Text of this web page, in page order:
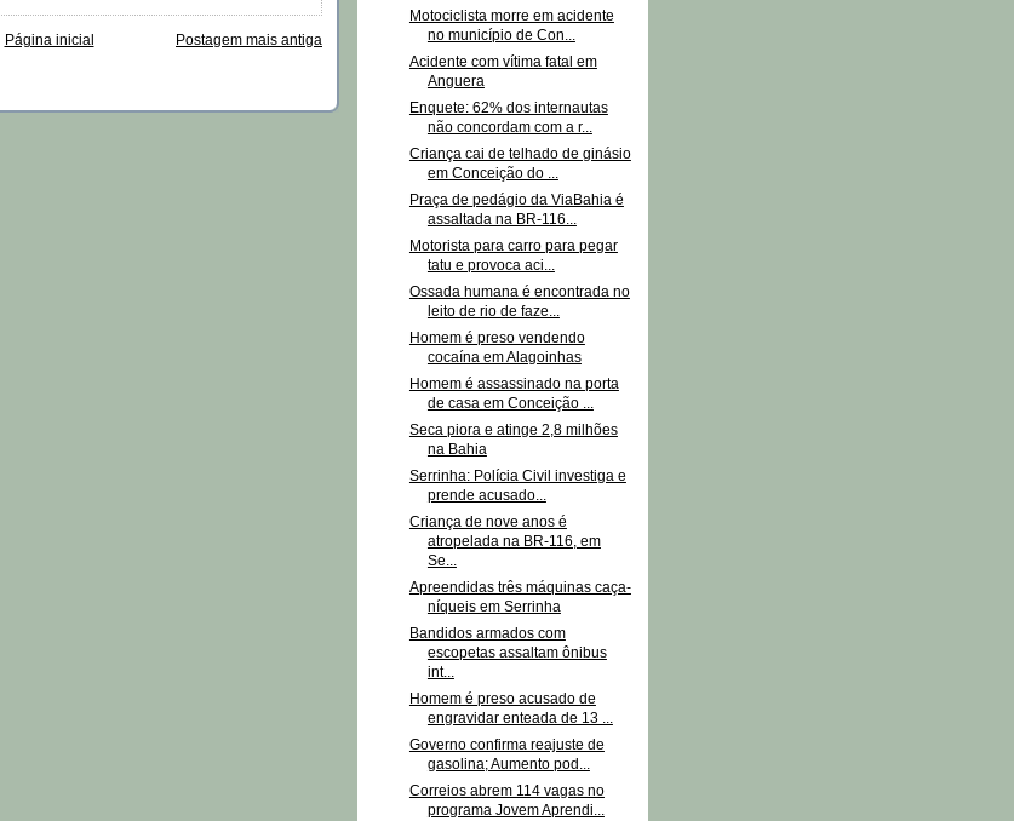
Postagem mais antiga
Página inicial
Motociclista morre em acidente
no município de Con...
Acidente com vítima fatal em
Anguera
Enquete: 62% dos internautas
não concordam com a r...
Criança cai de telhado de ginásio
em Conceição do ...
Praça de pedágio da ViaBahia é
assaltada na BR-116...
Motorista para carro para pegar
tatu e provoca aci...
Ossada humana é encontrada no
leito de rio de faze...
Homem é preso vendendo
cocaína em Alagoinhas
Homem é assassinado na porta
de casa em Conceição ...
Seca piora e atinge 2,8 milhões
na Bahia
Serrinha: Polícia Civil investiga e
prende acusado...
Criança de nove anos é
atropelada na BR-116, em
Se...
Apreendidas três máquinas caça-
níqueis em Serrinha
Bandidos armados com
escopetas assaltam ônibus
int...
Homem é preso acusado de
engravidar enteada de 13 ...
Governo confirma reajuste de
gasolina; Aumento pod...
Correios abrem 114 vagas no
programa Jovem Aprendi...